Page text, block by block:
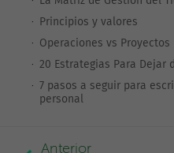
Principios y valores
Operaciones vs Proyectos
20 Estrategias Para Dejar
7 pasos a seguir para
personal
Anterior